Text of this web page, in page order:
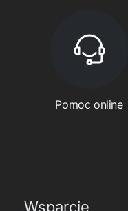
Pomoc online
Wsparcie